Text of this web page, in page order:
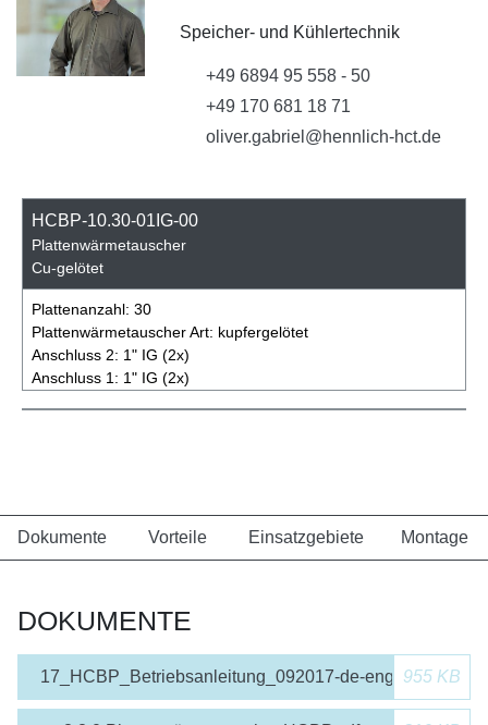
Speicher- und Kühlertechnik
+49 6894 95 558 - 50
+49 170 681 18 71
oliver.gabriel@hennlich-hct.de
HCBP-10.30-01IG-00
Plattenwärmetauscher
Cu-gelötet
Plattenanzahl: 30
Plattenwärmetauscher Art: kupfergelötet
Anschluss 2: 1" IG (2x)
Anschluss 1: 1" IG (2x)
Dokumente Vorteile Einsatzgebiete Montage
DOKUMENTE
17_HCBP_Betriebsanleitung_092017-de-eng.pdf955 KB